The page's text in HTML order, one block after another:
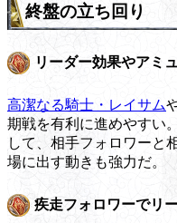
終盤の立ち回り
リーダー効果やアミ
高潔なる騎士・レイサム
期戦を有利に進めやすい
して、相手フォロワーと
場に出す動きも強力だ。
疾走フォロワーでリ